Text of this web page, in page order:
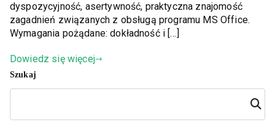
dyspozycyjność, asertywność, praktyczna znajomość
zagadnień związanych z obsługą programu MS Office.
Wymagania pożądane: dokładność i […]
Dowiedz się więcej
Szukaj
Szuka
j